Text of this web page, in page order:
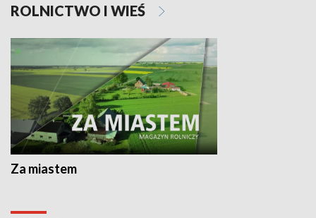
ROLNICTWO I WIEŚ
Za miastem